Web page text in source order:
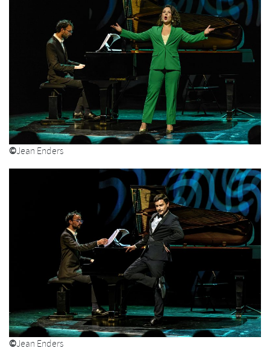
©Jean Enders
©Jean Enders